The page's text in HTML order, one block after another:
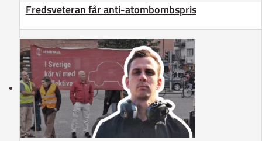
Fredsveteran får anti-atombombspris